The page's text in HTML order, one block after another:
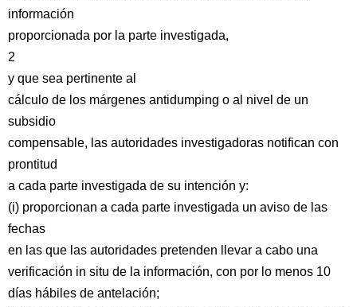
información
proporcionada por la parte investigada,
2
y que sea pertinente al
cálculo de los márgenes antidumping o al nivel de un
subsidio
compensable, las autoridades investigadoras notifican con
prontitud
a cada parte investigada de su intención y:
(i) proporcionan a cada parte investigada un aviso de las
fechas
en las que las autoridades pretenden llevar a cabo una
verificación in situ de la información, con por lo menos 10
días hábiles de antelación;